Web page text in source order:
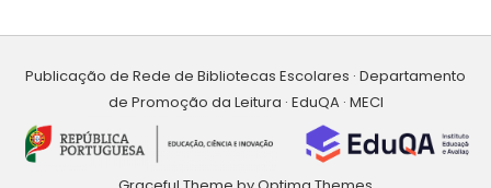
Publicação de Rede de Bibliotecas Escolares · Departamento
de Promoção da Leitura · EduQA · MECI